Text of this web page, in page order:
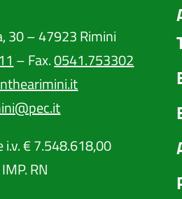
30 – 47923 Rimini
– Fax.0541.753302
i.v. € 7.548.618,00
RN